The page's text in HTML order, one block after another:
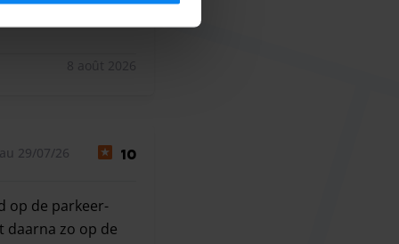
8 août 2026
29/07/26 10
op de parkeer-
daarna zo op de